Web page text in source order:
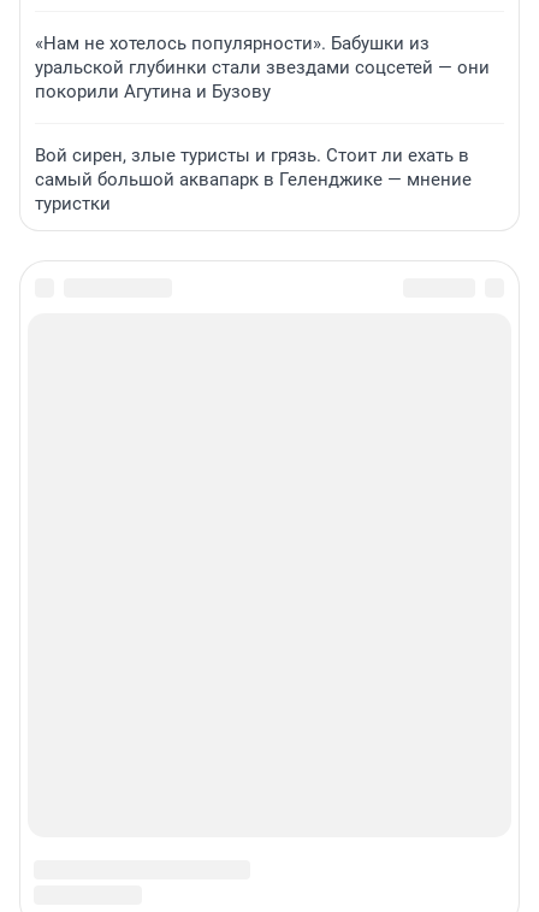
«Нам не хотелось популярности». Бабушки из
уральской глубинки стали звездами соцсетей — они
покорили Агутина и Бузову
Вой сирен, злые туристы и грязь. Стоит ли ехать в
самый большой аквапарк в Геленджике — мнение
туристки